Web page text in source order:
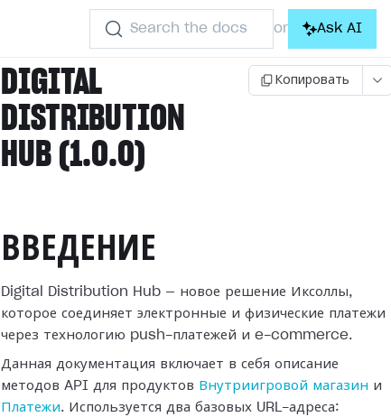
Search the docs or Ask AI
DIGITAL
DISTRIBUTION
HUB (1.0.0)
Копировать
ВВЕДЕНИЕ
Digital Distribution Hub — новое решение Иксоллы,
которое соединяет электронные и физические платежи
через технологию push-платежей и e-commerce.
Данная документация включает в себя описание
методов API для продуктов Внутриигровой магазин и
Платежи. Используется два базовых URL-адреса: